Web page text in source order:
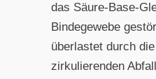
das Säure-Base-
Bindegewebe
überlastet durch
zirkulierenden